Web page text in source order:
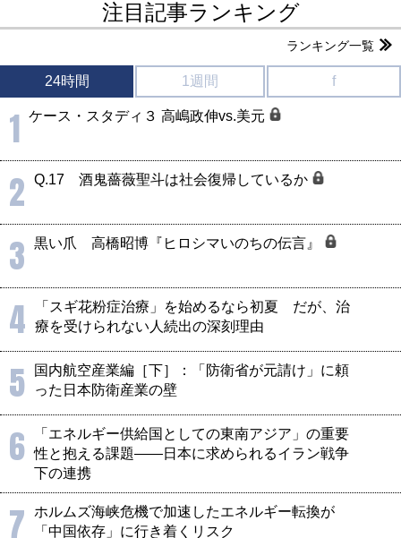
注目記事ランキング
ランキング一覧
24時間 1週間 f
1 ケース・スタディ３ 高嶋政伸vs.美元
2 Q.17 酒鬼薔薇聖斗は社会復帰しているか
3 黒い爪 高橋昭博『ヒロシマいのちの伝言』
4
「スギ花粉症治療」を始めるなら初夏 だが、治
療を受けられない人続出の深刻理由
5
国内航空産業編［下］：「防衛省が元請け」に頼
った日本防衛産業の壁
6
「エネルギー供給国としての東南アジア」の重要
性と抱える課題――日本に求められるイラン戦争
下の連携
7
ホルムズ海峡危機で加速したエネルギー転換が
「中国依存」に行き着くリスク